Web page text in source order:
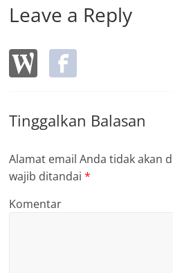
Leave a Reply
Tinggalkan Balasan
Alamat email Anda tidak akan
wajib ditandai*
Komentar